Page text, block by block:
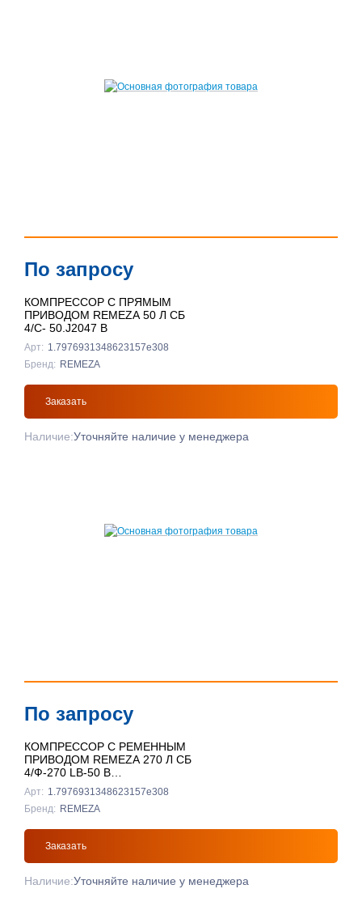
По запросу
КОМПРЕССОР С ПРЯМЫМ
ПРИВОДОМ REMEZA 50 Л СБ
4/С- 50.J2047 B
Арт: 1.7976931348623157e308
Бренд: REMEZA
Заказать
Наличие:Уточняйте наличие у менеджера
По запросу
КОМПРЕССОР С РЕМЕННЫМ
ПРИВОДОМ REMEZA 270 Л СБ
4/Ф-270 LB-50 В
ВЕРТИКАЛЬНЫЙ
Арт: 1.7976931348623157e308
Бренд: REMEZA
Заказать
Наличие:Уточняйте наличие у менеджера